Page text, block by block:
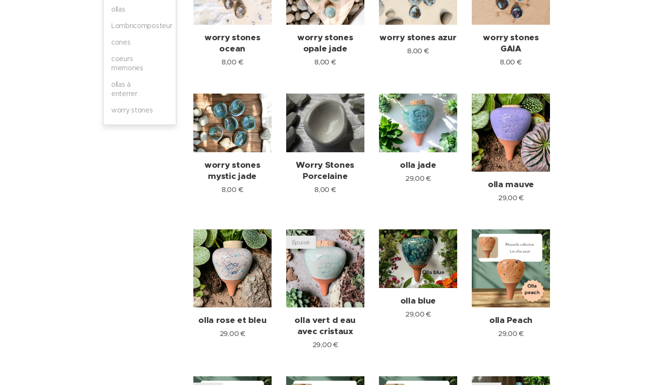
ollas
Lombricomposteur
cones
coeurs
memories
ollas à
enterrer
worry stones
worry stones
ocean
8,00 €
worry stones
opale jade
8,00 €
worry stones azur
8,00 €
worry stones
GAIA
8,00 €
worry stones
mystic jade
8,00 €
Worry Stones
Porcelaine
8,00 €
olla jade
29,00 €
olla mauve
29,00 €
olla rose et bleu
29,00 €
olla vert d eau
avec cristaux
Épuisé
29,00 €
olla blue
29,00 €
olla Peach
29,00 €